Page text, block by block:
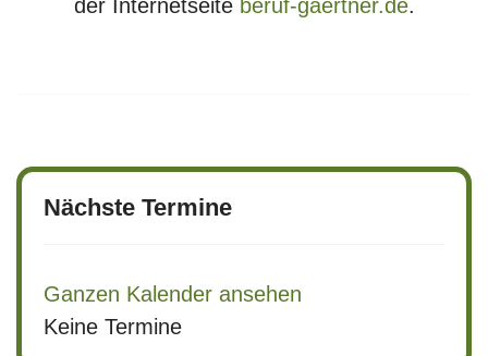
der Internetseite beruf-gaertner.de.
Nächste Termine
Ganzen Kalender ansehen
Keine Termine